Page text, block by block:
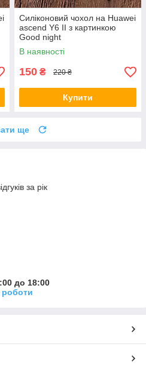
Силіконовий чохол на Huawei
ascend Y6 II з картинкою
Good night
В наявності
150 ₴ 220 ₴
Купити
ще
за рік
до 18:00
роботи